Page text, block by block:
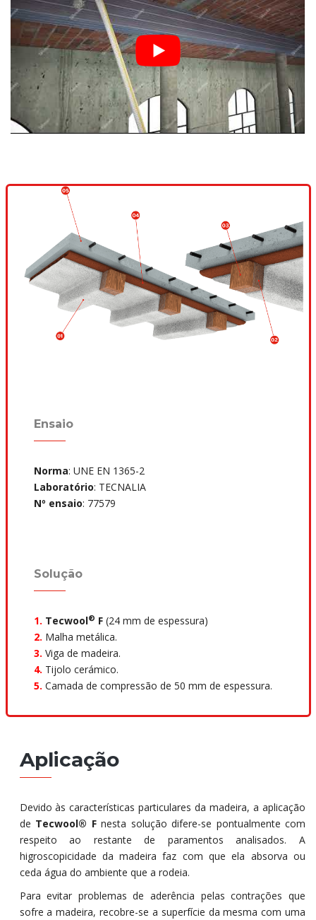
Ensaio
Norma: UNE EN 1365-2
Laboratório: TECNALIA
Nº ensaio: 77579
Solução
1. Tecwool® F (24 mm de espessura)
2. Malha metálica.
3. Viga de madeira.
4. Tijolo cerámico.
5. Camada de compressão de 50 mm de espessura.
Aplicação
Devido às características particulares da madeira, a aplicação
de Tecwool® Fnesta solução difere-se pontualmente com
respeito ao restante de paramentos analisados. A
higroscopicidade da madeira faz com que ela absorva ou
ceda água do ambiente que a rodeia.
Para evitar problemas de aderência pelas contrações que
sofre a madeira, recobre-se a superfície da mesma com uma